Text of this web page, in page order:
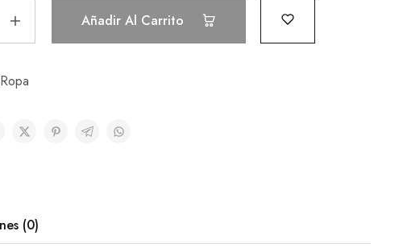
Añadir Al Carrito
Ropa
(0)